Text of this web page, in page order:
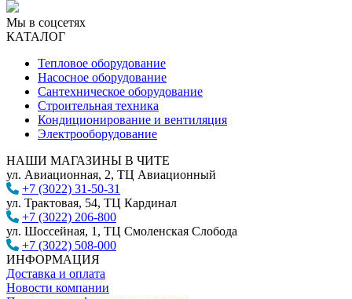
Мы в соцсетях
КАТАЛОГ
Тепловое оборудование
Насосное оборудование
Сантехническое оборудование
Строительная техника
Кондиционирование и вентиляция
Электрооборудование
НАШИ МАГАЗИНЫ В ЧИТЕ
ул. Авиационная, 2, ТЦ Авиационный
+7 (3022) 31-50-31
ул. Трактовая, 54, ТЦ Кардинал
+7 (3022) 206-800
ул. Шоссейная, 1, ТЦ Смоленская Слобода
+7 (3022) 508-000
ИНФОРМАЦИЯ
Доставка и оплата
Новости компании